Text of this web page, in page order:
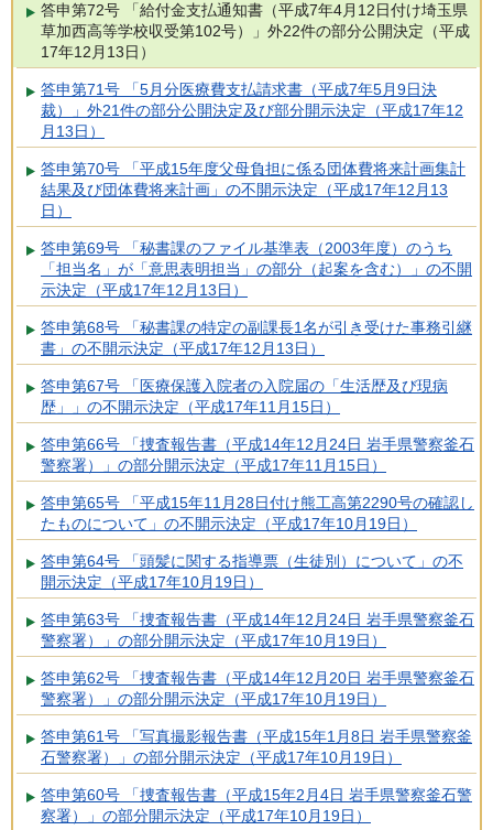
答申第72号 「給付金支払通知書（平成7年4月12日付け埼玉県
草加西高等学校収受第102号）」外22件の部分公開決定（平成
17年12月13日）
答申第71号 「5月分医療費支払請求書（平成7年5月9日決
裁）」外21件の部分公開決定及び部分開示決定（平成17年12
月13日）
答申第70号 「平成15年度父母負担に係る団体費将来計画集計
結果及び団体費将来計画」の不開示決定（平成17年12月13
日）
答申第69号 「秘書課のファイル基準表（2003年度）のうち
「担当名」が「意思表明担当」の部分（起案を含む）」の不開
示決定（平成17年12月13日）
答申第68号 「秘書課の特定の副課長1名が引き受けた事務引継
書」の不開示決定（平成17年12月13日）
答申第67号 「医療保護入院者の入院届の「生活歴及び現病
歴」」の不開示決定（平成17年11月15日）
答申第66号 「捜査報告書（平成14年12月24日 岩手県警察釜石
警察署）」の部分開示決定（平成17年11月15日）
答申第65号 「平成15年11月28日付け熊工高第2290号の確認し
たものについて」の不開示決定（平成17年10月19日）
答申第64号 「頭髪に関する指導票（生徒別）について」の不
開示決定（平成17年10月19日）
答申第63号 「捜査報告書（平成14年12月24日 岩手県警察釜石
警察署）」の部分開示決定（平成17年10月19日）
答申第62号 「捜査報告書（平成14年12月20日 岩手県警察釜石
警察署）」の部分開示決定（平成17年10月19日）
答申第61号 「写真撮影報告書（平成15年1月8日 岩手県警察釜
石警察署）」の部分開示決定（平成17年10月19日）
答申第60号 「捜査報告書（平成15年2月4日 岩手県警察釜石警
察署）」の部分開示決定（平成17年10月19日）